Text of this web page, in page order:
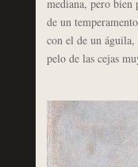
mediana, pero bien
de un
con el de un
pelo de las cejas